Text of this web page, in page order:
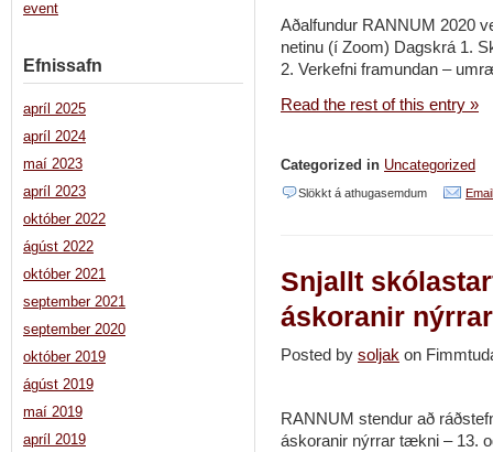
Aðalfundur RANNUM 2020
netinu (í Zoom) Dagskrá 1.
2. Verkefni framundan –
Read the rest of this entry »
Categorized in Uncategorized
Slökkt á athugasemdumvið
15.
sept.
2020
kl.
Snjallt
áskoranir
Posted by soljak on
RANNUM stendur að
áskoranir nýrrar tækni – 13.
event
Efnissafn
apríl 2025
apríl 2024
maí 2023
apríl 2023
október 2022
ágúst 2022
október 2021
september 2021
september 2020
október 2019
ágúst 2019
maí 2019
apríl 2019